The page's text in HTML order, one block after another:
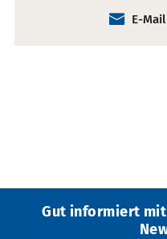
E-
Gut informiert